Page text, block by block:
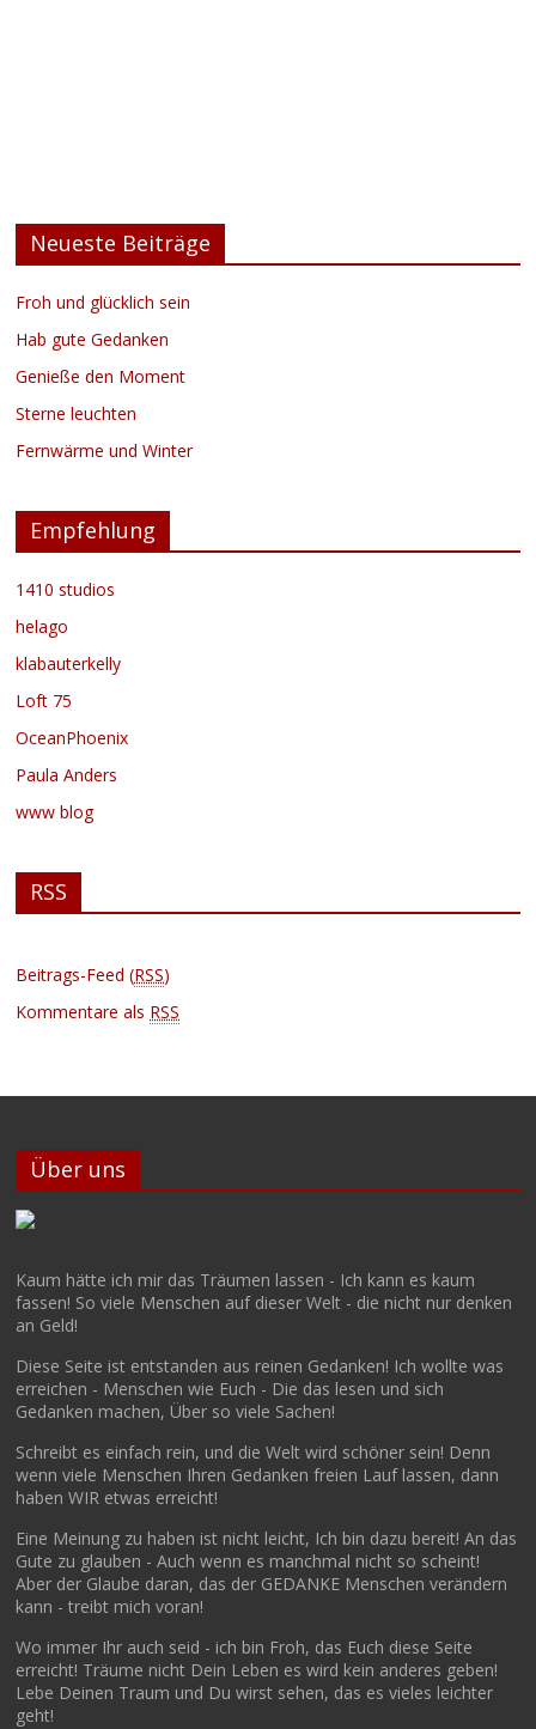
Neueste Beiträge
Froh und glücklich sein
Hab gute Gedanken
Genieße den Moment
Sterne leuchten
Fernwärme und Winter
Empfehlung
1410 studios
helago
klabauterkelly
Loft 75
OceanPhoenix
Paula Anders
www blog
RSS
Beitrags-Feed (RSS)
Kommentare als RSS
Über uns
Kaum hätte ich mir das Träumen lassen - Ich kann es kaum
fassen! So viele Menschen auf dieser Welt - die nicht nur denken
an Geld!
Diese Seite ist entstanden aus reinen Gedanken! Ich wollte was
erreichen - Menschen wie Euch - Die das lesen und sich
Gedanken machen, Über so viele Sachen!
Schreibt es einfach rein, und die Welt wird schöner sein! Denn
wenn viele Menschen Ihren Gedanken freien Lauf lassen, dann
haben WIR etwas erreicht!
Eine Meinung zu haben ist nicht leicht, Ich bin dazu bereit! An das
Gute zu glauben - Auch wenn es manchmal nicht so scheint!
Aber der Glaube daran, das der GEDANKE Menschen verändern
kann - treibt mich voran!
Wo immer Ihr auch seid - ich bin Froh, das Euch diese Seite
erreicht! Träume nicht Dein Leben es wird kein anderes geben!
Lebe Deinen Traum und Du wirst sehen, das es vieles leichter
geht!